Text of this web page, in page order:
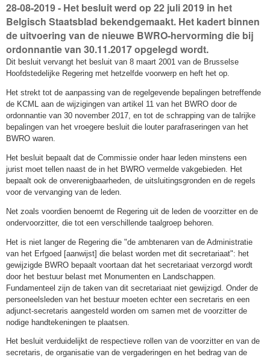
28-08-2019- Het besluit werd op 22 juli 2019 in het
Belgisch Staatsblad bekendgemaakt. Het kadert binnen
de uitvoering van de nieuwe BWRO-hervorming die bij
ordonnantie van 30.11.2017 opgelegd wordt.
Dit besluit vervangt het besluit van 8 maart 2001 van de Brusselse
Hoofdstedelijke Regering met hetzelfde voorwerp en heft het op.
Het strekt tot de aanpassing van de regelgevende bepalingen betreffende
de KCML aan de wijzigingen van artikel 11 van het BWRO door de
ordonnantie van 30 november 2017, en tot de schrapping van de talrijke
bepalingen van het vroegere besluit die louter parafraseringen van het
BWRO waren.
Het besluit bepaalt dat de Commissie onder haar leden minstens een
jurist moet tellen naast de in het BWRO vermelde vakgebieden. Het
bepaalt ook de onverenigbaarheden, de uitsluitingsgronden en de regels
voor de vervanging van de leden.
Net zoals voordien benoemt de Regering uit de leden de voorzitter en de
ondervoorzitter, die tot een verschillende taalgroep behoren.
Het is niet langer de Regering die "de ambtenaren van de Administratie
van het Erfgoed [aanwijst] die belast worden met dit secretariaat": het
gewijzigde BWRO bepaalt voortaan dat het secretariaat verzorgd wordt
door het bestuur belast met Monumenten en Landschappen.
Fundamenteel zijn de taken van dit secretariaat niet gewijzigd. Onder de
personeelsleden van het bestuur moeten echter een secretaris en een
adjunct-secretaris aangesteld worden om samen met de voorzitter de
nodige handtekeningen te plaatsen.
Het besluit verduidelijkt de respectieve rollen van de voorzitter en van de
secretaris, de organisatie van de vergaderingen en het bedrag van de